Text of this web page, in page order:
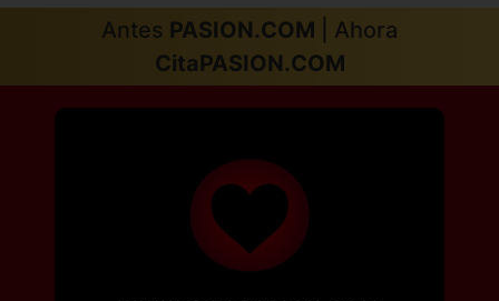
Antes PASION.COM | Ahora
CitaPASION.COM